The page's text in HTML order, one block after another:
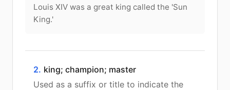
Louis XIV was a great king called the 'Sun
King.'
2. king; champion; master
Used as a suffix or title to indicate the